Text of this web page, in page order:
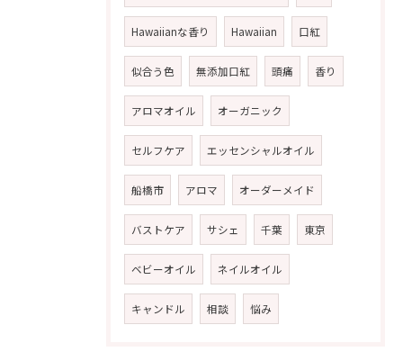
Hawaiianな香り Hawaiian 口紅
似合う色 無添加口紅 頭痛 香り
アロマオイル オーガニック
セルフケア エッセンシャルオイル
船橋市 アロマ オーダーメイド
バストケア サシェ 千葉 東京
ベビーオイル ネイルオイル
キャンドル 相談 悩み